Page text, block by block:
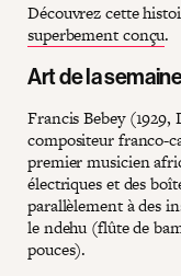
Découvrez cette
superbement conçu.
Art de la
Francis Bebey
compositeur franco-
premier musicien
électriques et des
parallèlement à des
le ndehu (flûte de
pouces).